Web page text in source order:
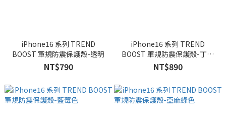
iPhone16 系列 TREND
BOOST 軍規防震保護殼-透明
NT$790
iPhone16 系列 TREND
BOOST 軍規防震保護殼-丁香
紫色
NT$890